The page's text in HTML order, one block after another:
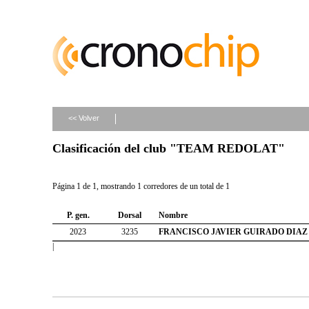
<< Volver
Clasificación del club "TEAM REDOLAT"
Página 1 de 1, mostrando 1 corredores de un total de 1
P. gen. Dorsal
Nombre
2023
3235
FRANCISCO JAVIER GUIRADO DIAZ
|